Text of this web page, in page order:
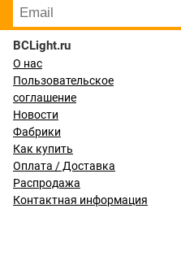
BCLight.ru
О нас
Пользовательское
соглашение
Новости
Фабрики
Как купить
Оплата / Доставка
Распродажа
Контактная информация